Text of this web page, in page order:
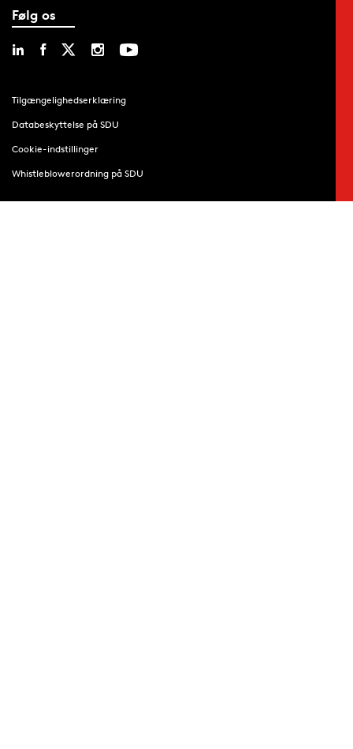
Følg os
Tilgængelighedserklæring
Databeskyttelse på SDU
Cookie-indstillinger
Whistleblowerordning på SDU